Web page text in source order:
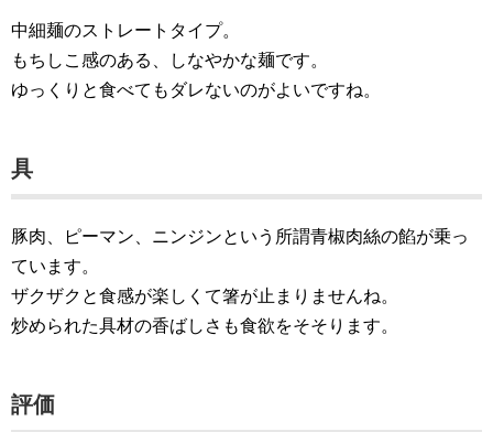
中細麺のストレートタイプ。
もちしこ感のある、しなやかな麺です。
ゆっくりと食べてもダレないのがよいですね。
具
豚肉、ピーマン、ニンジンという所謂青椒肉絲の餡が乗っ
ています。
ザクザクと食感が楽しくて箸が止まりませんね。
炒められた具材の香ばしさも食欲をそそります。
評価